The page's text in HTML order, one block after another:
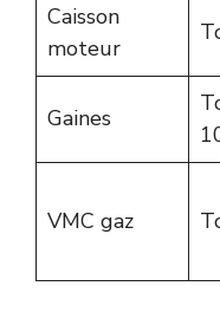
Caisson
moteur
Gaines
VMC gaz